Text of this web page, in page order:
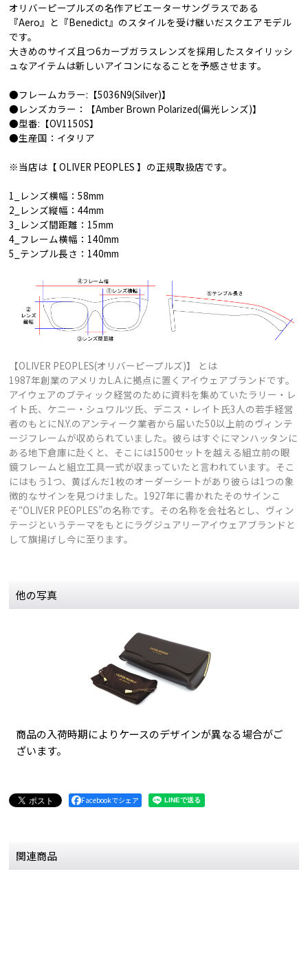
オリバーピープルズの名作アビエーターサングラスである
『Aero』と『Benedict』のスタイルを受け継いだスクエアモデル
です。
大きめのサイズ且つ6カーブガラスレンズを採用したスタイリッシ
ュなアイテムは新しいアイコンになることを予感させます。
●フレームカラー:【5036N9(Silver)】
●レンズカラー：【Amber Brown Polarized(偏光レンズ)】
●型番:【OV1150S】
●生産国：イタリア
※当店は【 OLIVER PEOPLES 】の正規取扱店です。
1_レンズ横幅：58mm
2_レンズ縦幅：44mm
3_レンズ間距離：15mm
4_フレーム横幅：140mm
5_テンプル長さ：140mm
【OLIVER PEOPLES(オリバーピープルズ)】 とは
1987年創業のアメリカL.A.に拠点に置くアイウェアブランドです。
アイウェアのブティック経営のために資料を集めていたラリー・レ
イト氏、ケニー・シュワルツ氏、デニス・レイト氏3人の若手経営
者のもとにN.Y.のアンティーク業者から届いた50以上前のヴィンテ
ージフレームが収められていました。彼らはすぐにマンハッタンに
ある地下倉庫に赴くと、そこには1500セットを越える組立前の眼
鏡フレームと組立工具一式が収まっていたと言われています。そこ
にはもう1つ、黄ばんだ1枚のオーダーシートがあり彼らは1つの象
徴的なサインを見つけました。1927年に書かれたそのサインこ
そ“OLIVER PEOPLES”の名称です。その名称を会社名とし、ヴィン
テージというテーマをもとにラグジュアリーアイウェアブランドと
して旗揚げし今に至ります。
他の写真
商品の入荷時期によりケースのデザインが異なる場合がご
ざいます。
Facebookでシェア
関連商品